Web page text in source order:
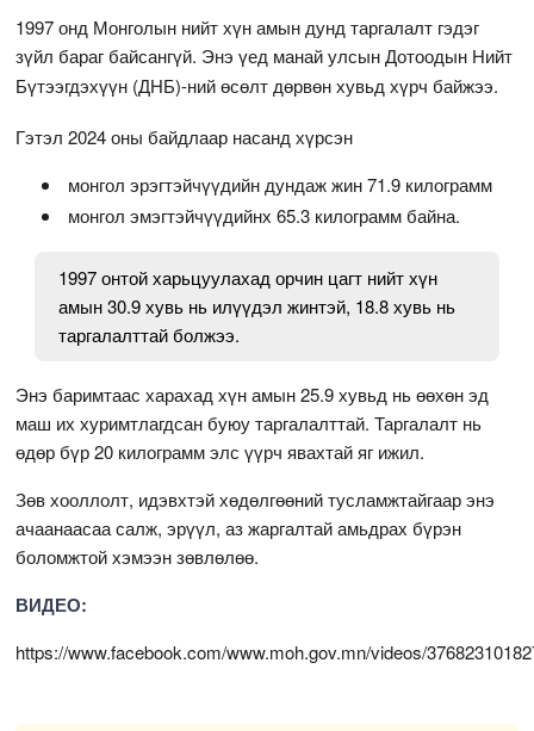
1997 онд Монголын нийт хүн амын дунд таргалалт гэдэг
зүйл бараг байсангүй. Энэ үед манай улсын Дотоодын Нийт
Бүтээгдэхүүн (ДНБ)-ний өсөлт дөрвөн хувьд хүрч байжээ.
Гэтэл 2024 оны байдлаар насанд хүрсэн
монгол эрэгтэйчүүдийн дундаж жин 71.9 килограмм
монгол эмэгтэйчүүдийнх 65.3 килограмм байна.
1997 онтой харьцуулахад орчин цагт нийт хүн
амын 30.9 хувь нь илүүдэл жинтэй, 18.8 хувь нь
таргалалттай болжээ.
Энэ баримтаас харахад хүн амын 25.9 хувьд нь өөхөн эд
маш их хуримтлагдсан буюу таргалалттай. Таргалалт нь
өдөр бүр 20 килограмм элс үүрч явахтай яг ижил.
Зөв хооллолт, идэвхтэй хөдөлгөөний тусламжтайгаар энэ
ачаанаасаа салж, эрүүл, аз жаргалтай амьдрах бүрэн
боломжтой хэмээн зөвлөлөө.
ВИДЕО:
https://www.facebook.com/www.moh.gov.mn/videos/